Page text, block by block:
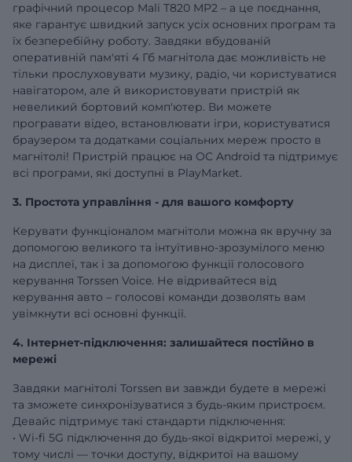
графічний процесор Mali T820 MP2 – а це поєднання,
яке гарантує швидкий запуск усіх основних програм та
їх безперебійну роботу. Завдяки вбудованій
оперативній пам'яті 4 Гб магнітола дає можливість не
тільки прослуховувати музику, радіо, чи користуватися
навігатором, але й використовувати пристрій як
невеликий бортовий комп'ютер. Ви можете
програвати відео, встановлювати ігри, користуватися
браузером та додатками соціальних мереж просто в
магнітолі! Пристрій працює на ОС Android та підтримує
всі програми, які доступні в PlayMarket.
3. Простота управління - для вашого комфорту
Керувати функціоналом магнітоли можна як вручну за
допомогою великого та інтуїтивно-зрозумілого меню
на дисплеї, так і за допомогою функції голосового
керування Torssen Voice. Не відривайтеся від
керування авто – голосові команди дозволять вам
увімкнути всі основні функції.
4. Інтернет-підключення: залишайтеся постійно в
мережі
Завдяки магнітолі Torssen ви завжди будете в мережі
та зможете синхронізуватися з будь-яким пристроєм.
Девайс підтримує такі стандарти підключення:
• Wi-fi 5G підключення до будь-якої відкритої мережі, у
тому числі — точки доступу, відкритої на вашому